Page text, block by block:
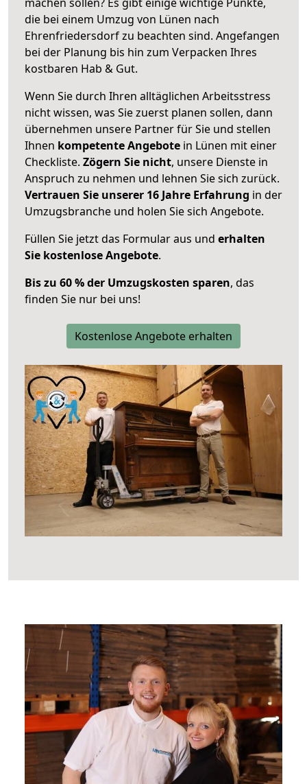
die bei einem Umzug von Lünen nach
Ehrenfriedersdorf zu beachten sind. Angefangen
bei der Planung bis hin zum Verpacken Ihres
kostbaren Hab & Gut.
Wenn Sie durch Ihren alltäglichen Arbeitsstress
nicht wissen, was Sie zuerst planen sollen, dann
übernehmen unsere Partner für Sie und stellen
Ihnen kompetente Angebote in Lünen mit einer
Checkliste. Zögern Sie nicht, unsere Dienste in
Anspruch zu nehmen und lehnen Sie sich zurück.
Vertrauen Sie unserer 16 Jahre Erfahrung in der
Umzugsbranche und holen Sie sich Angebote.
Füllen Sie jetzt das Formular aus und erhalten
Sie kostenlose Angebote.
Bis zu 60 % der Umzugskosten sparen, das
finden Sie nur bei uns!
Kostenlose Angebote erhalten